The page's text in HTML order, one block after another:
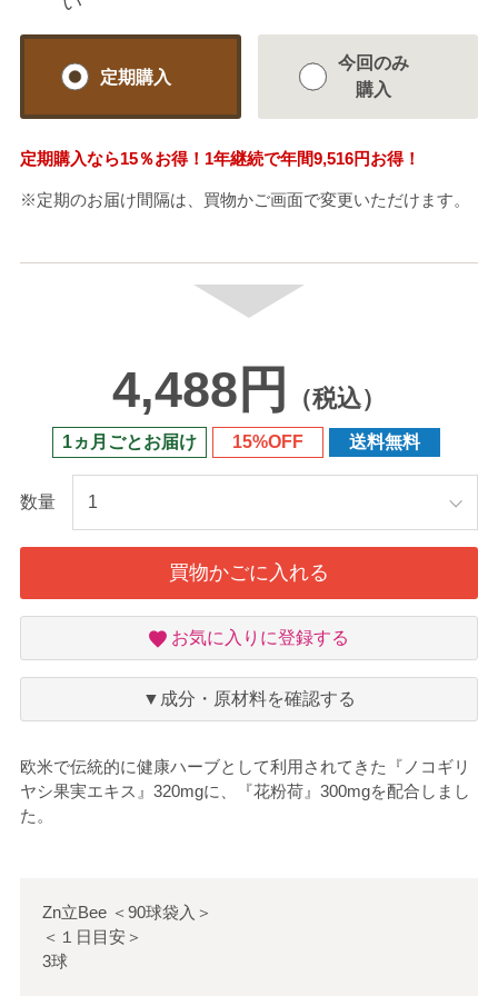
定期購入
今回のみ
購入
定期購入なら15％お得！1年継続で年間9,516円お得！
※定期のお届け間隔は、買物かご画面で変更いただけます。
4,488円 （税込）
1ヵ月ごとお届け 15%OFF 送料無料
数量
買物かごに入れる
お
入
り
お気に入りに登録する
▼成分・原材料を確認する
欧米で伝統的に健康ハーブとして利用されてきた『ノコギリ
ヤシ果実エキス』320mgに、『花粉荷』300mgを配合しまし
た。
Zn立Bee＜90球袋入 ＞
＜１日目安＞
3球